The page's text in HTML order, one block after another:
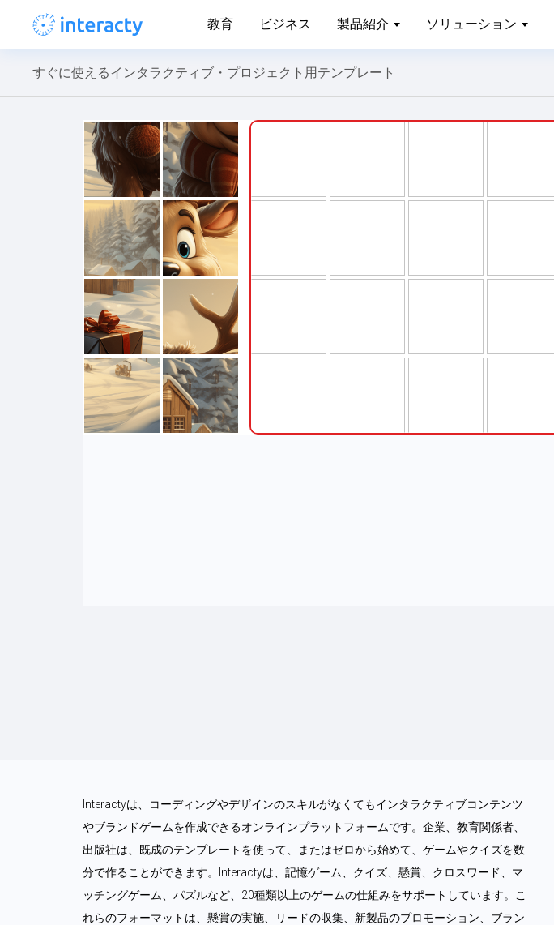
教育 ビジネス 製品紹介 ソリューション
すぐに使えるインタラクティブ・プロジェクト用テンプレート
Interactyは、コーディングやデザインのスキルがなくてもインタラクティブコンテンツ
やブランドゲームを作成できるオンラインプラットフォームです。企業、教育関係者、
出版社は、既成のテンプレートを使って、またはゼロから始めて、ゲームやクイズを数
分で作ることができます。Interactyは、記憶ゲーム、クイズ、懸賞、クロスワード、マ
ッチングゲーム、パズルなど、20種類以上のゲームの仕組みをサポートしています。こ
れらのフォーマットは、懸賞の実施、リードの収集、新製品のプロモーション、ブラン